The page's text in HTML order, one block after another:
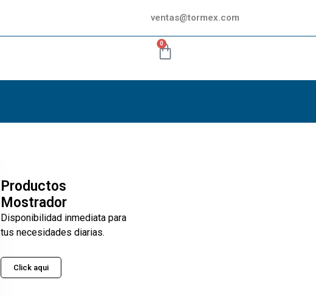
ventas@tormex.com
0
Productos
Mostrador
Disponibilidad inmediata para
tus necesidades diarias.
Click aqui